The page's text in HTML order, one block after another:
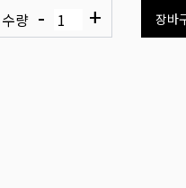
수량 - + 장바